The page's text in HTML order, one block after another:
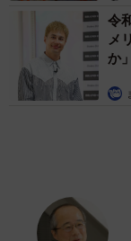
令
メ
か